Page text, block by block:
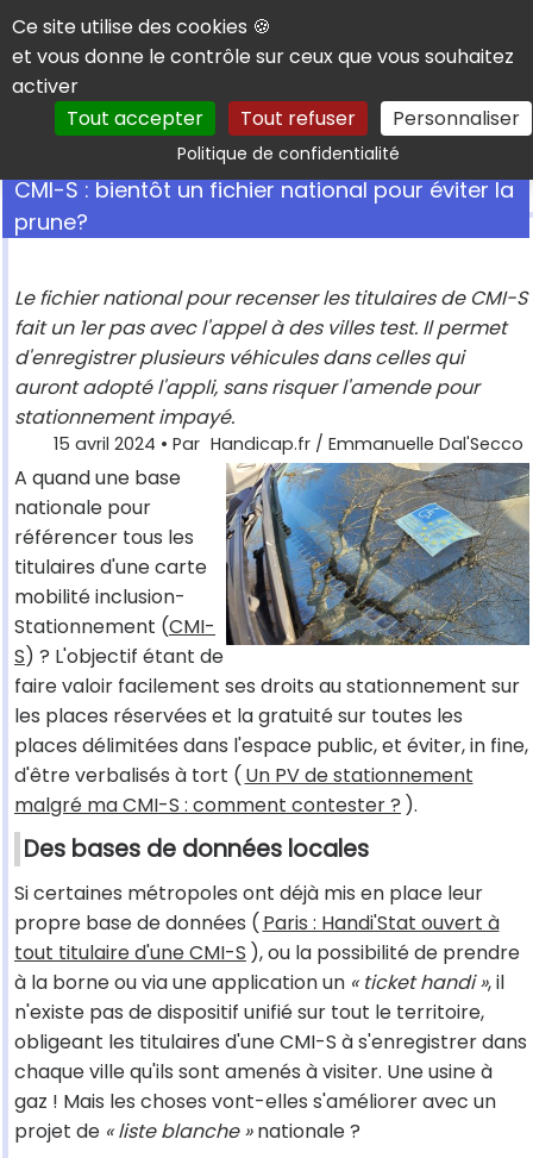
Panneau de gestion des cookies
Ce site utilise des cookies 🍪
et vous donne le contrôle sur ceux que vous souhaitez
activer
Tout accepter
Tout refuser Personnaliser
Politique de confidentialitéRechercher
CMI-S : bientôt un fichier national pour éviter la
prune?
Le fichier national pour recenser les titulaires de CMI-S
fait un 1er pas avec l'appel à des villes test. Il permet
d'enregistrer plusieurs véhicules dans celles qui
auront adopté l'appli, sans risquer l'amende pour
stationnement impayé.
15 avril 2024 • Par Handicap.fr / Emmanuelle Dal'Secco
A quand une base
nationale pour
référencer tous les
titulaires d'une carte
mobilité inclusion-
Stationnement (CMI-
S) ? L'objectif étant de
faire valoir facilement ses droits au stationnement sur
les places réservées et la gratuité sur toutes les
places délimitées dans l'espace public, et éviter, in fine,
d'être verbalisés à tort ( Un PV de stationnement
malgré ma CMI-S : comment contester ? ).
Des bases de données locales
Si certaines métropoles ont déjà mis en place leur
propre base de données ( Paris : Handi'Stat ouvert à
tout titulaire d'une CMI-S ), ou la possibilité de prendre
à la borne ou via une application un « ticket handi », il
n'existe pas de dispositif unifié sur tout le territoire,
obligeant les titulaires d'une CMI-S à s'enregistrer dans
chaque ville qu'ils sont amenés à visiter. Une usine à
gaz ! Mais les choses vont-elles s'améliorer avec un
projet de « liste blanche »nationale ?